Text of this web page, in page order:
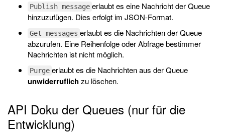
Publish message erlaubt es eine Nachricht der Queue
hinzuzufügen. Dies erfolgt im JSON-Format.
Get messages erlaubt es die Nachrichten der Queue
abzurufen. Eine Reihenfolge oder Abfrage bestimmer
Nachrichten ist nicht möglich.
Purge erlaubt es die Nachrichten aus der Queue
unwiderruflichzu löschen.
API Doku der Queues (nur für die
Entwicklung)